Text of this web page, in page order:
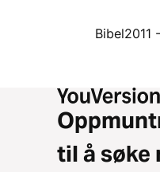
Bibel2011
til å søke